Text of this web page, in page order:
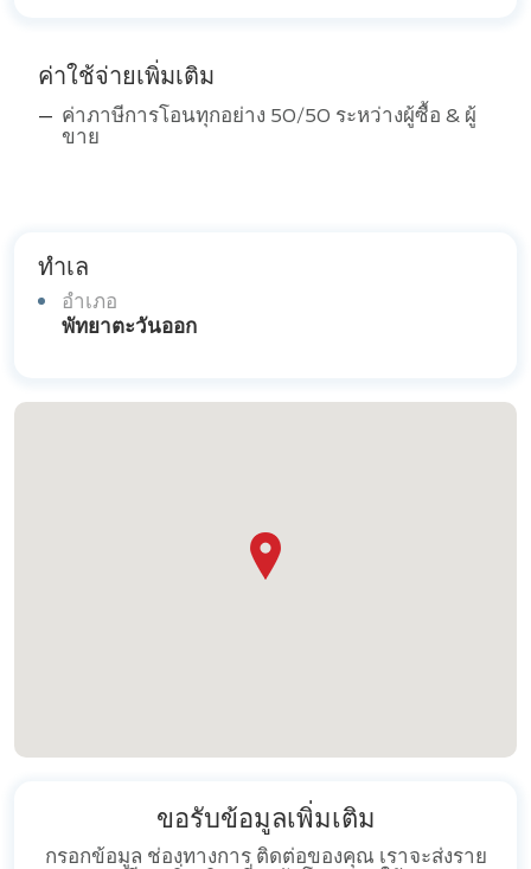
ค่าใช้จ่ายเพิ่มเติม
ค่าภาษีการโอนทุกอย่าง 50/50 ระหว่างผู้ซื้อ & ผู้
ขาย
ทำเล
อำเภอ
พัทยาตะวันออก
ขอรับข้อมูลเพิ่มเติม
กรอกข้อมูล ช่องทางการ ติดต่อของคุณ เราจะส่งราย